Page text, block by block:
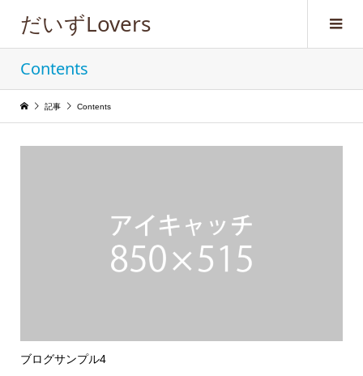
だいずLovers
Contents
記事 Contents
ブログサンプル4